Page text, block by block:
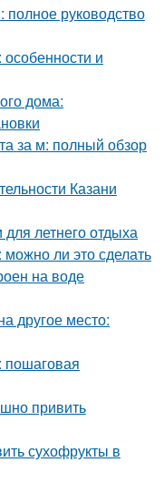
руководство
и
дома:
за м: полный обзор
Казани
летнего отдыха
ли это сделать
на воде
другое место:
пошаговая
привить
сухофрукты в